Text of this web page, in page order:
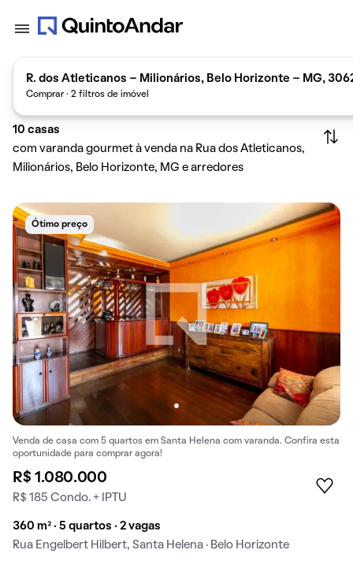
R. dos Atleticanos - Milionários, Belo Horizonte - MG,
Comprar · 2 filtros de imóvel
10 casas
com varanda gourmet à venda na Rua dos Atleticanos,
Milionários, Belo Horizonte, MG e arredores
Ótimo preço
Venda de casa com 5 quartos em Santa Helena com varanda. Confira esta
oportunidade para comprar agora!
R$ 1.080.000
R$ 185 Condo. + IPTU
360 m² · 5 quartos · 2 vagas
Rua Engelbert Hilbert, Santa Helena · Belo Horizonte